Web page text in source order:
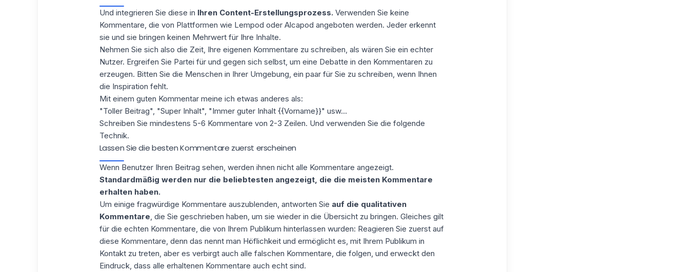
Und integrieren Sie diese in Ihren Content-Erstellungsprozess. Verwenden Sie keine
Kommentare, die von Plattformen wie Lempod oder Alcapod angeboten werden. Jeder erkennt
sie und sie bringen keinen Mehrwert für Ihre Inhalte.
Nehmen Sie sich also die Zeit, Ihre eigenen Kommentare zu schreiben, als wären Sie ein echter
Nutzer. Ergreifen Sie Partei für und gegen sich selbst, um eine Debatte in den Kommentaren zu
erzeugen. Bitten Sie die Menschen in Ihrer Umgebung, ein paar für Sie zu schreiben, wenn Ihnen
die Inspiration fehlt.
Mit einem guten Kommentar meine ich etwas anderes als:
"Toller Beitrag", "Super Inhalt", "Immer guter Inhalt {{Vorname}}" usw...
Schreiben Sie mindestens 5-6 Kommentare von 2-3 Zeilen. Und verwenden Sie die folgende
Technik.
Lassen Sie die besten Kommentare zuerst erscheinen
Wenn Benutzer Ihren Beitrag sehen, werden ihnen nicht alle Kommentare angezeigt.
Standardmäßig werden nur die beliebtesten angezeigt, die die meisten Kommentare
erhalten haben.
Um einige fragwürdige Kommentare auszublenden, antworten Sie auf die qualitativen
Kommentare, die Sie geschrieben haben, um sie wieder in die Übersicht zu bringen. Gleiches gilt
für die echten Kommentare, die von Ihrem Publikum hinterlassen wurden: Reagieren Sie zuerst auf
diese Kommentare, denn das nennt man Höflichkeit und ermöglicht es, mit Ihrem Publikum in
Kontakt zu treten, aber es verbirgt auch alle falschen Kommentare, die folgen, und erweckt den
Eindruck, dass alle erhaltenen Kommentare auch echt sind.